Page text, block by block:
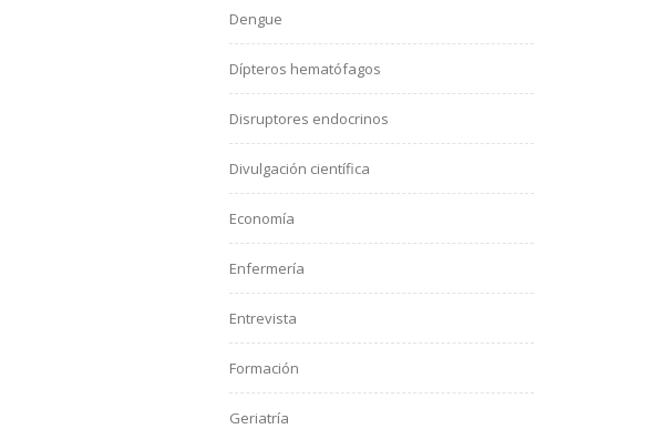
Dengue
Dípteros hematófagos
Disruptores endocrinos
Divulgación científica
Economía
Enfermería
Entrevista
Formación
Geriatría